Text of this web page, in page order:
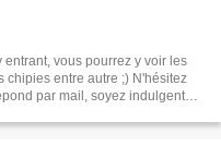
vous pourrez y voir les
chipies entre autre ;) N'hésitez
par mail, soyez indulgent